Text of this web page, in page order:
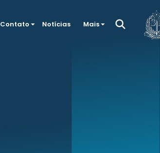
Contato Notícias Mais